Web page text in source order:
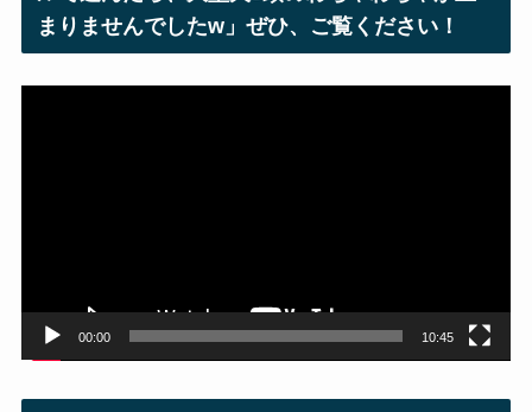
まりませんでしたw」ぜひ、ご覧ください！
00:00 10:45